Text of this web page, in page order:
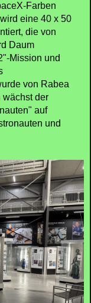
Farben
eine 40 x 50
die von
Daum
Mission und
von Rabea
wächst der
auf
und